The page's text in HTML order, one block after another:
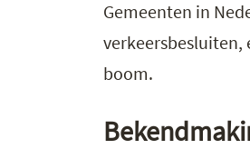
Gemeenten in
verkeersbesluiten,
boom.